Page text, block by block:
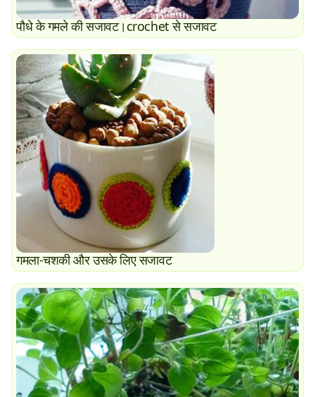
पौधे के गमले की सजावट।crochet से सजावट
गमला-चशकी और उसके लिए सजावट